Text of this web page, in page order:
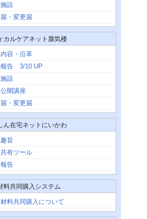
設
届・変更届
カルケアネット蜃気楼
容・沿革
報告 3/10 UP
設
開講座
届・変更届
ん在宅ネットにいかわ
旨
有ツール
告
料共同購入システム
料共同購入について